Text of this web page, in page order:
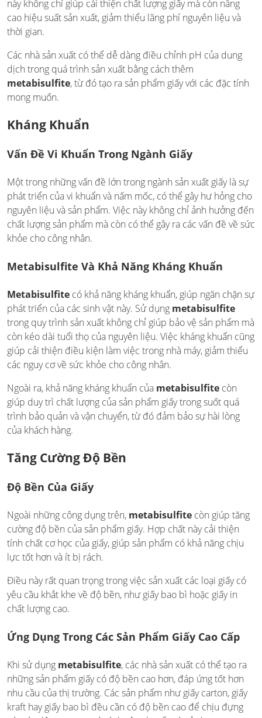
này không chỉ giúp cải thiện chất lượng giấy mà còn nâng
cao hiệu suất sản xuất, giảm thiểu lãng phí nguyên liệu và
thời gian.
Các nhà sản xuất có thể dễ dàng điều chỉnh pH của dung
dịch trong quá trình sản xuất bằng cách thêm
metabisulfite, từ đó tạo ra sản phẩm giấy với các đặc tính
mong muốn.
Kháng Khuẩn
Vấn Đề Vi Khuẩn Trong Ngành Giấy
Một trong những vấn đề lớn trong ngành sản xuất giấy là sự
phát triển của vi khuẩn và nấm mốc, có thể gây hư hỏng cho
nguyên liệu và sản phẩm. Việc này không chỉ ảnh hưởng đến
chất lượng sản phẩm mà còn có thể gây ra các vấn đề về sức
khỏe cho công nhân.
Metabisulfite Và Khả Năng Kháng Khuẩn
Metabisulfite có khả năng kháng khuẩn, giúp ngăn chặn sự
phát triển của các sinh vật này. Sử dụng metabisulfite
trong quy trình sản xuất không chỉ giúp bảo vệ sản phẩm mà
còn kéo dài tuổi thọ của nguyên liệu. Việc kháng khuẩn cũng
giúp cải thiện điều kiện làm việc trong nhà máy, giảm thiểu
các nguy cơ về sức khỏe cho công nhân.
Ngoài ra, khả năng kháng khuẩn của metabisulfite còn
giúp duy trì chất lượng của sản phẩm giấy trong suốt quá
trình bảo quản và vận chuyển, từ đó đảm bảo sự hài lòng
của khách hàng.
Tăng Cường Độ Bền
Độ Bền Của Giấy
Ngoài những công dụng trên, metabisulfite còn giúp tăng
cường độ bền của sản phẩm giấy. Hợp chất này cải thiện
tính chất cơ học của giấy, giúp sản phẩm có khả năng chịu
lực tốt hơn và ít bị rách.
Điều này rất quan trọng trong việc sản xuất các loại giấy có
yêu cầu khắt khe về độ bền, như giấy bao bì hoặc giấy in
chất lượng cao.
Ứng Dụng Trong Các Sản Phẩm Giấy Cao Cấp
Khi sử dụng metabisulfite, các nhà sản xuất có thể tạo ra
những sản phẩm giấy có độ bền cao hơn, đáp ứng tốt hơn
nhu cầu của thị trường. Các sản phẩm như giấy carton, giấy
kraft hay giấy bao bì đều cần có độ bền cao để chịu đựng